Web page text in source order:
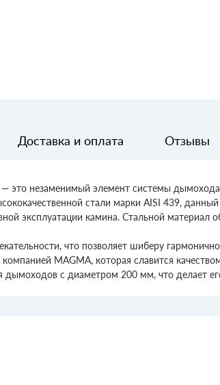
Доставка и оплата Отзывы
незаменимый элемент системы дымохода,
стали марки AISI 439,
эксплуатации камина. Стальной
что позволяет шиберу
MAGMA, которая славится
с диаметром 200 мм, что делает